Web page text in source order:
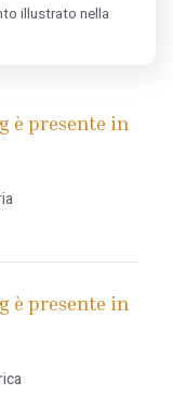
illustrato nella
è presente in
è presente in